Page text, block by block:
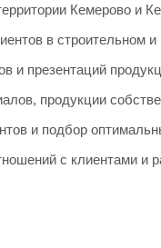
Кемерово и
в строительном
и презентаций
продукции
и подбор
с клиентами и